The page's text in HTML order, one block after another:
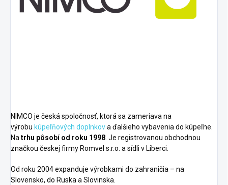
NIMCO je česká spoločnosť, ktorá sa zameriava na
výrobu kúpeľňových doplnkova ďalšieho vybavenia do kúpeľne.
Natrhu pôsobí od roku 1998. Je registrovanou obchodnou
značkou českej firmy Romvel s.r.o. a sídli v Liberci.
Od roku 2004 expanduje výrobkami do zahraničia – na
Slovensko, do Ruska a Slovinska.